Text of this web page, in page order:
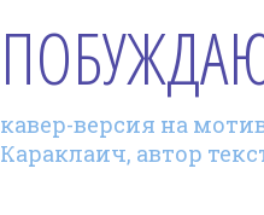
кавер-версия на
Караклаич, автор